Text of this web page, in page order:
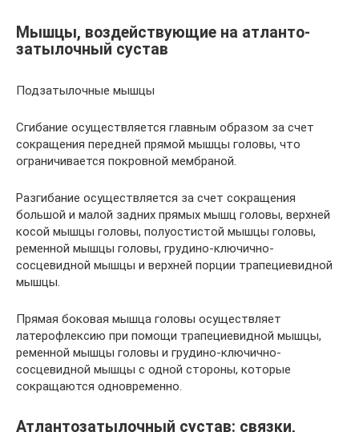
Мышцы, воздействующие на атланто-
затылочный сустав
Подзатылочные мышцы
Сгибание осуществляется главным образом за счет
сокращения передней прямой мышцы головы, что
ограничивается покровной мембраной.
Разгибание осуществляется за счет сокращения
большой и малой задних прямых мышц головы, верхней
косой мышцы головы, полуостистой мышцы головы,
ременной мышцы головы, грудино-ключично-
сосцевидной мышцы и верхней порции трапециевидной
мышцы.
Прямая боковая мышца головы осуществляет
латерофлексию при помощи трапециевидной мышцы,
ременной мышцы головы и грудино-ключично-
сосцевидной мышцы с одной стороны, которые
сокращаются одновременно.
Атлантозатылочный сустав: связки,